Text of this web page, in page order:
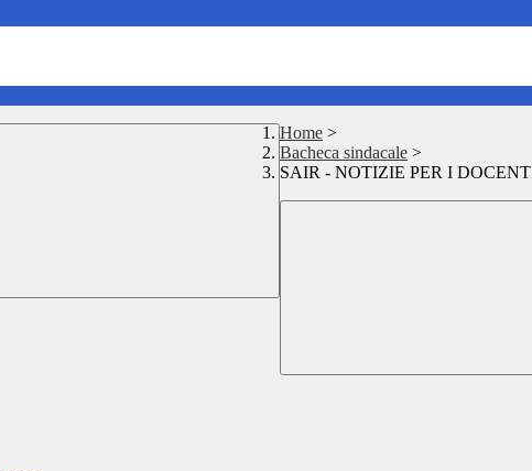
Home >
Bacheca sindacale >
SAIR - NOTIZIE PER I